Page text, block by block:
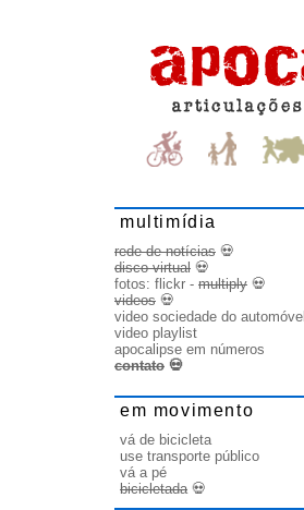
multimídia
rede de notícias 💀
disco virtual 💀
fotos: flickr - multiply 💀
videos 💀
video sociedade do automóvel
video playlist
apocalipse em números
contato 💀
em movimento
vá de bicicleta
use transporte público
vá a pé
bicicletada💀